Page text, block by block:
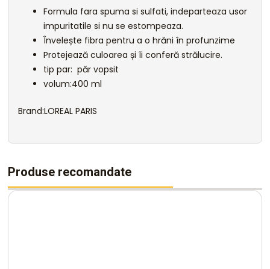
Formula fara spuma si sulfati, indeparteaza usor
impuritatile si nu se estompeaza.
Învelește fibra pentru a o hrăni în profunzime
Protejează culoarea și îi conferă strălucire.
tip par: păr vopsit
volum:400 ml
Brand:LOREAL PARIS
Produse recomandate